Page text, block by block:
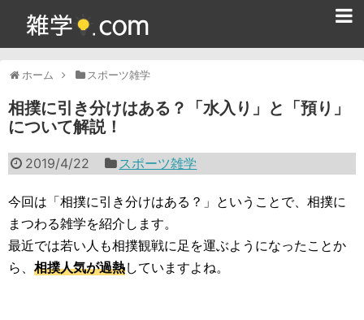
ホーム スポーツ雑学
相撲に引き分けはある？「水入り」と「預り」
について解説！
2019/4/22 スポーツ雑学
今回は「相撲に引き分けはある？」ということで、相撲に
まつわる雑学を紹介します。
最近では若い人も相撲観戦に足を運ぶようになったことか
ら、 相撲人気が過熱していますよね。
365日雑学カレンダー
面白い雑学
ためになる雑学
スポーツ雑学
食べ物雑学